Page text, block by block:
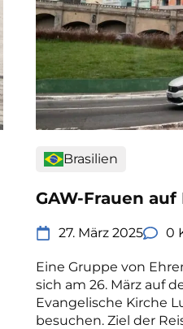
Brasilien
GAW-Frauen
27. März 2025 0
Eine Gruppe von
sich am 26. März auf
Evangelische Kirche
besuchen. Ziel der